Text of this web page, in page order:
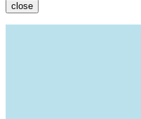
close